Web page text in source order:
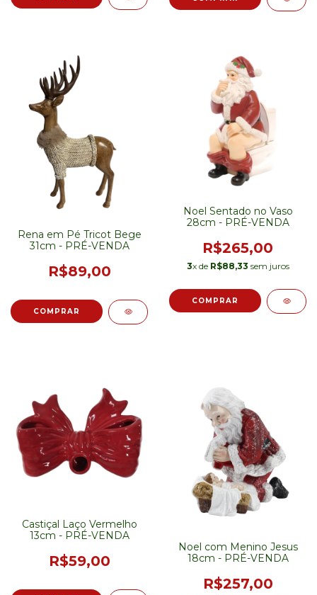
Rena em Pé Tricot Bege
31cm - PRÉ-VENDA
R$89,00
Noel Sentado no Vaso
28cm - PRÉ-VENDA
R$265,00
3x de R$88,33 sem juros
Castiçal Laço Vermelho
13cm - PRÉ-VENDA
R$59,00
Noel com Menino Jesus
18cm - PRÉ-VENDA
R$257,00